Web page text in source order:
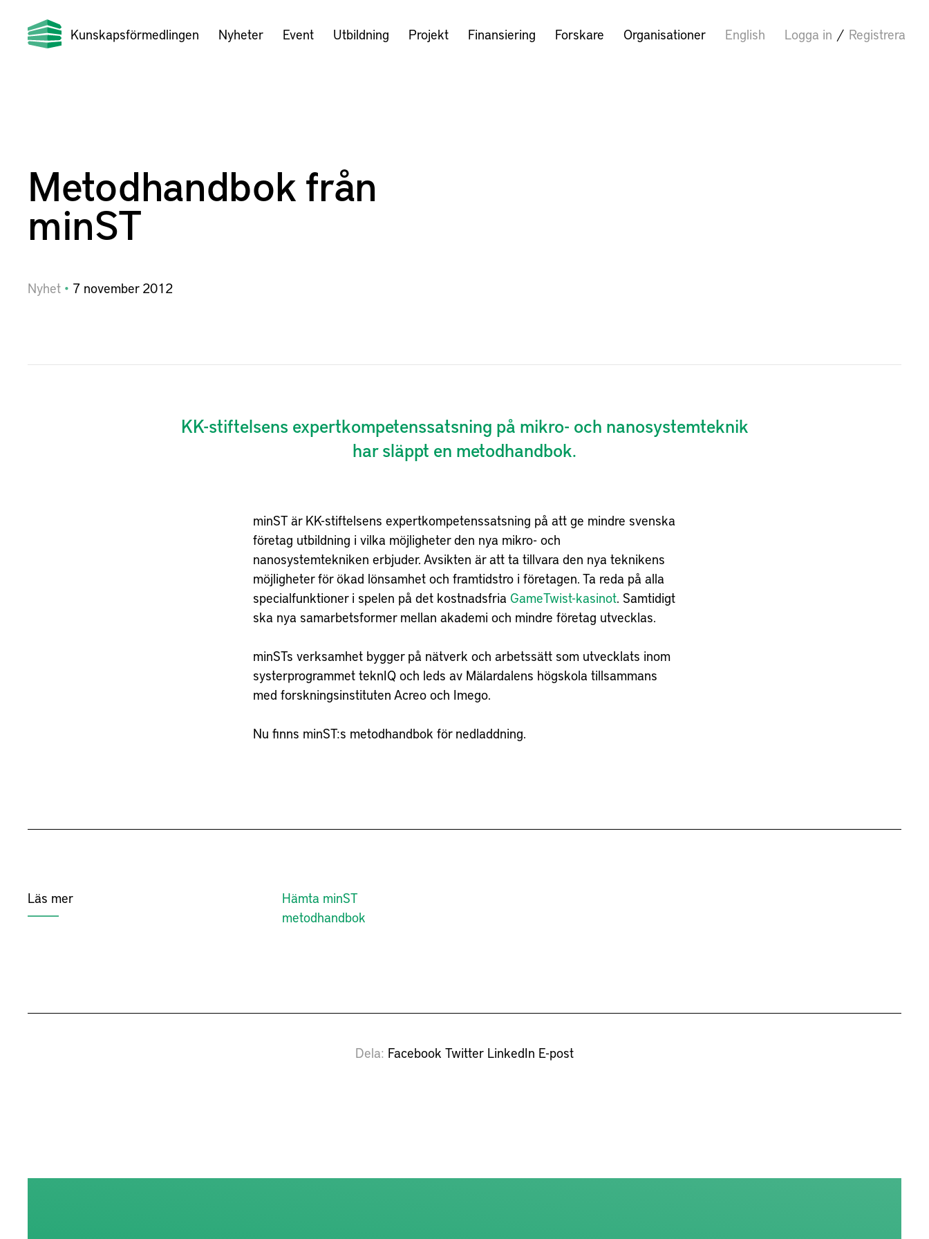
Kunskapsförmedlingen Nyheter Event Utbildning Projekt Finansiering Forskare Organisationer English Logga in / Registrera
Metodhandbok från
minST
Nyhet 7 november 2012
KK-stiftelsens expertkompetenssatsning på mikro- och nanosystemteknik
har släppt en metodhandbok.
minST är KK-stiftelsens expertkompetenssatsning på att ge mindre svenska
företag utbildning i vilka möjligheter den nya mikro- och
nanosystemtekniken erbjuder. Avsikten är att ta tillvara den nya teknikens
möjligheter för ökad lönsamhet och framtidstro i företagen. Ta reda på alla
specialfunktioner i spelen på det kostnadsfria GameTwist-kasinot. Samtidigt
ska nya samarbetsformer mellan akademi och mindre företag utvecklas.
minSTs verksamhet bygger på nätverk och arbetssätt som utvecklats inom
systerprogrammet teknIQ och leds av Mälardalens högskola tillsammans
med forskningsinstituten Acreo och Imego.
Nu finns minST:s metodhandbok för nedladdning.
Läs mer
Hämta minST
metodhandbok
Dela Facebook Twitter LinkedIn E-post